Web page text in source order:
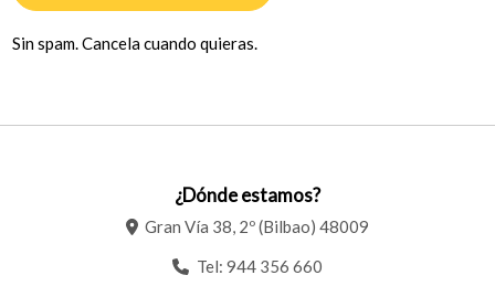
Sin spam. Cancela cuando quieras.
¿Dónde estamos?
Gran Vía 38, 2º (Bilbao) 48009
Tel: 944 356 660